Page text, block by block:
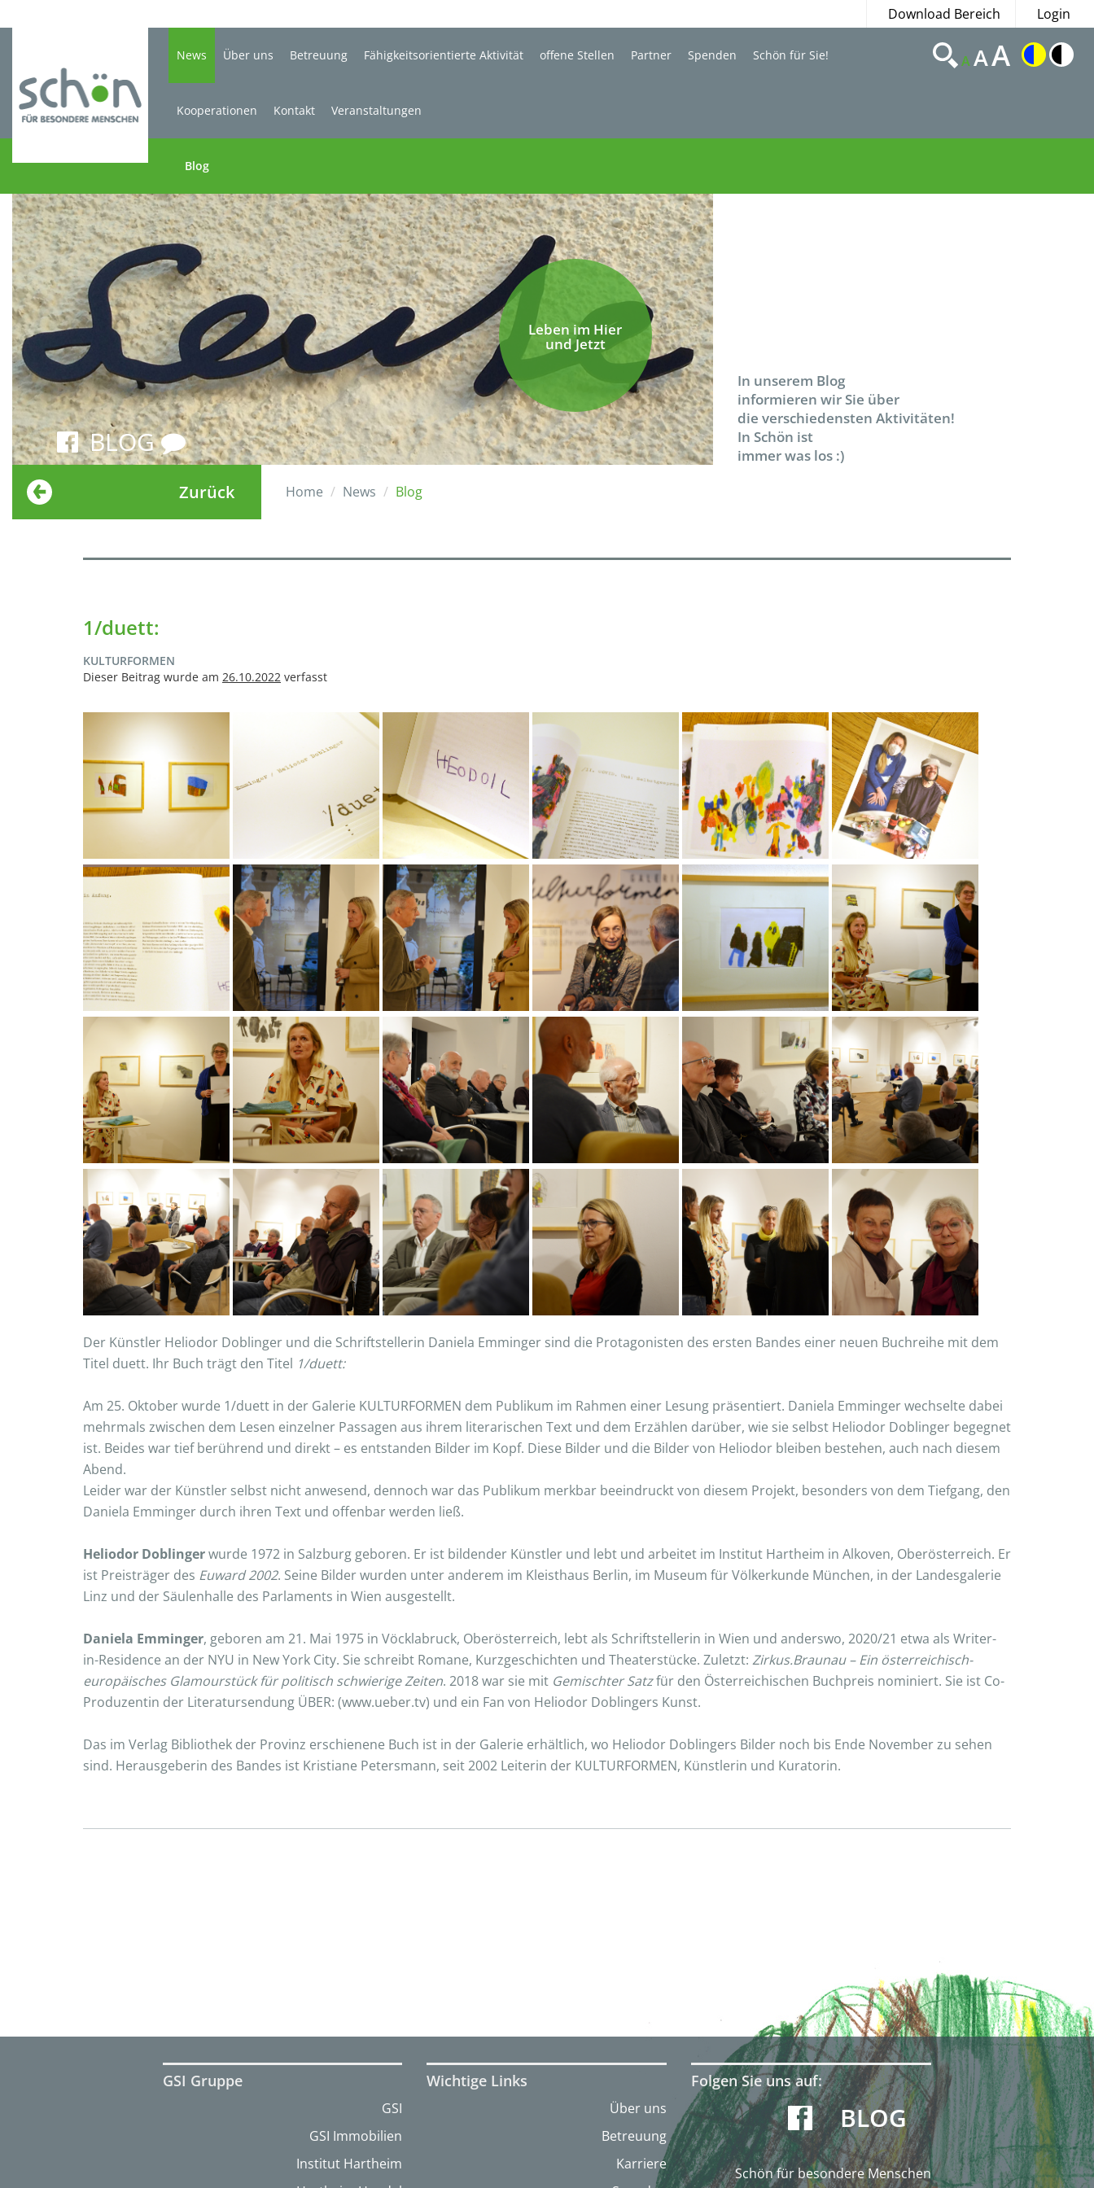
Download Bereich Login
News
Blog
Über uns Betreuung Fähigkeitsorientierte Aktivität offene Stellen Partner Spenden Schön für Sie!
Kooperationen Kontakt Veranstaltungen
AAA
Leben im Hier
und Jetzt
BLOG
In unserem Blog
informieren wir Sie über
die verschiedensten Aktivitäten!
In Schön ist
immer was los :)
Zurück Home News Blog
1/duett:
KULTURFORMEN
Dieser Beitrag wurde am 26.10.2022 verfasst
Der Künstler Heliodor Doblinger und die Schriftstellerin Daniela Emminger sind die Protagonisten des ersten Bandes einer neuen Buchreihe mit dem
Titel duett. Ihr Buch trägt den Titel 1/duett:
Am 25. Oktober wurde 1/duett in der Galerie KULTURFORMEN dem Publikum im Rahmen einer Lesung präsentiert. Daniela Emminger wechselte dabei
mehrmals zwischen dem Lesen einzelner Passagen aus ihrem literarischen Text und dem Erzählen darüber, wie sie selbst Heliodor Doblinger begegnet
ist. Beides war tief berührend und direkt – es entstanden Bilder im Kopf. Diese Bilder und die Bilder von Heliodor bleiben bestehen, auch nach diesem
Abend.
Leider war der Künstler selbst nicht anwesend, dennoch war das Publikum merkbar beeindruckt von diesem Projekt, besonders von dem Tiefgang, den
Daniela Emminger durch ihren Text und offenbar werden ließ.
Heliodor Doblingerwurde 1972 in Salzburg geboren. Er ist bildender Künstler und lebt und arbeitet im Institut Hartheim in Alkoven, Oberösterreich. Er
ist Preisträger des Euward 2002. Seine Bilder wurden unter anderem im Kleisthaus Berlin, im Museum für Völkerkunde München, in der Landesgalerie
Linz und der Säulenhalle des Parlaments in Wien ausgestellt.
Daniela Emminger, geboren am 21. Mai 1975 in Vöcklabruck, Oberösterreich, lebt als Schriftstellerin in Wien und anderswo, 2020/21 etwa als Writer-
in-Residence an der NYU in New York City. Sie schreibt Romane, Kurzgeschichten und Theaterstücke. Zuletzt: Zirkus.Braunau – Ein österreichisch-
europäisches Glamourstück für politisch schwierige Zeiten. 2018 war sie mit Gemischter Satzfür den Österreichischen Buchpreis nominiert. Sie ist Co-
Produzentin der Literatursendung ÜBER: (www.ueber.tv) und ein Fan von Heliodor Doblingers Kunst.
Das im Verlag Bibliothek der Provinz erschienene Buch ist in der Galerie erhältlich, wo Heliodor Doblingers Bilder noch bis Ende November zu sehen
sind. Herausgeberin des Bandes ist Kristiane Petersmann, seit 2002 Leiterin der KULTURFORMEN, Künstlerin und Kuratorin.
GSI Gruppe
GSI
GSI Immobilien
Institut Hartheim
Wichtige Links
Über uns
Betreuung
Karriere
Folgen Sie uns auf:
BLOG
Schön für besondere Menschen